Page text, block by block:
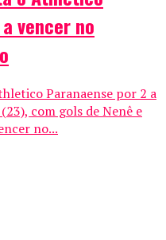
vencer no
Paranaense por 2 a
com gols de Nenê e
no...